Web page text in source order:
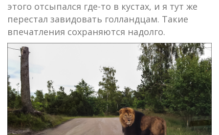
этого отсыпался где-то в кустах, и я тут же
перестал завидовать голландцам. Такие
впечатления сохраняются надолго.